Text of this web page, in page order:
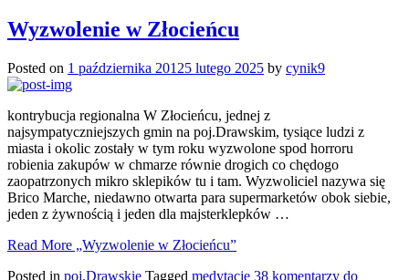
Wyzwolenie w Złocieńcu
Posted on 1 października 20125 lutego 2025 by cynik9
kontrybucja regionalna W Złocieńcu, jednej z
najsympatyczniejszych gmin na poj.Drawskim, tysiące ludzi z
miasta i okolic zostały w tym roku wyzwolone spod horroru
robienia zakupów w chmarze równie drogich co chędogo
zaopatrzonych mikro sklepików tu i tam. Wyzwoliciel nazywa się
Brico Marche, niedawno otwarta para supermarketów obok siebie,
jeden z żywnością i jeden dla majsterklepków …
Read More „Wyzwolenie w Złocieńcu”
Posted in poj.Drawskie Tagged medytacje 38 komentarzy do